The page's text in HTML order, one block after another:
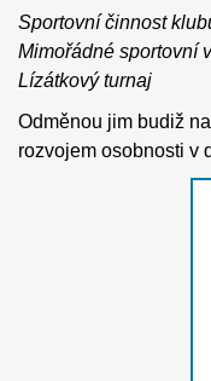
Sportovní činnost
Mimořádné sportovní
Lízátkový turnaj
Odměnou jim budiž
rozvojem osobnosti v